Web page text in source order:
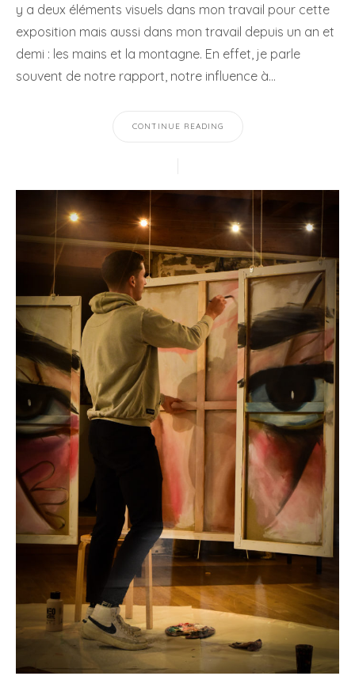
y a deux éléments visuels dans mon travail pour cette
exposition mais aussi dans mon travail depuis un an et
demi : les mains et la montagne. En effet, je parle
souvent de notre rapport, notre influence à…
CONTINUE READING